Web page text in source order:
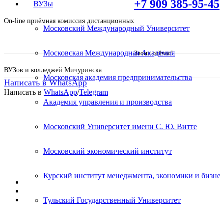
On-line приёмная комиссия дистанционных
ВУЗов и колледжей Мичуринска
+7 909 385-95-45
Звони сейчас!
ВУЗы
Московский Международный Университет
Московская Международная Академия
Московская академия предпринимательства
Академия управления и производства
Московский Университет имени С. Ю. Витте
Московский экономический институт
Курский институт менеджмента, экономики и
Тульский Государственный Университет
Написать в WhatsApp
Написать в WhatsApp/Telegram
Получите второе высшее
Диплом гос. образца уже через 2 года 6
28 программ обучения;
Срок обучения от 2 лет 6 месяцев;